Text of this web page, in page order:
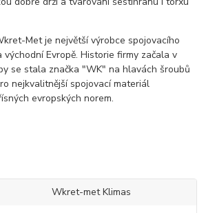
Met je největší výrobce spojovacího
Evropě. Historie firmy začala v
se stala značka "WK" na hlavách šroubů
nejkvalitnější spojovací materiál
evropských norem.
Wkret-met Klimas